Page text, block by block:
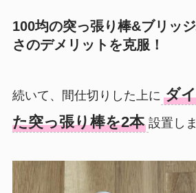
100均の突っ張り棒&ブリッ
さのデメリットを克服！
続いて、間仕切りした上に ダ
た突っ張り棒を2本 設置し